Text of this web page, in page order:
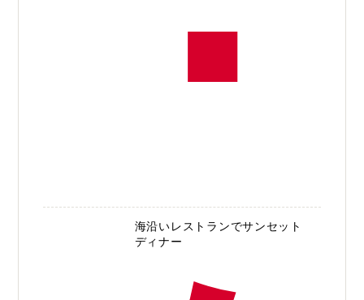
海沿いレストランでサンセット
ディナー